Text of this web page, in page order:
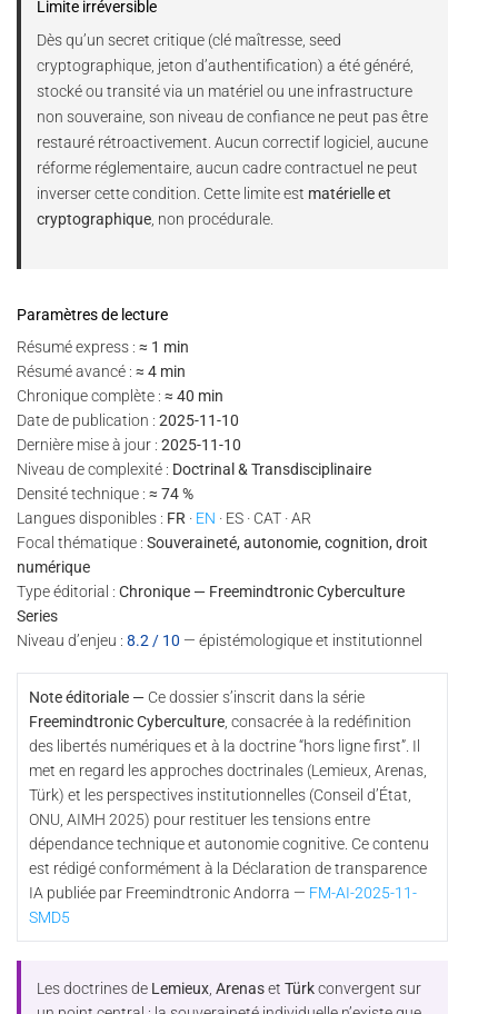
Limite irréversible
Dès qu’un secret critique (clé maîtresse, seed
cryptographique, jeton d’authentification) a été généré,
stocké ou transité via un matériel ou une infrastructure
non souveraine, son niveau de confiance ne peut pas être
restauré rétroactivement. Aucun correctif logiciel, aucune
réforme réglementaire, aucun cadre contractuel ne peut
inverser cette condition. Cette limite est matérielle et
cryptographique, non procédurale.
Paramètres de lecture
Résumé express : ≈ 1 min
Résumé avancé : ≈ 4 min
Chronique complète : ≈ 40 min
Date de publication : 2025-11-10
Dernière mise à jour : 2025-11-10
Niveau de complexité : Doctrinal & Transdisciplinaire
Densité technique : ≈ 74 %
Langues disponibles : FR · EN · ES · CAT · AR
Focal thématique : Souveraineté, autonomie, cognition, droit
numérique
Type éditorial : Chronique — Freemindtronic Cyberculture
Series
Niveau d’enjeu : 8.2 / 10 — épistémologique et institutionnel
Note éditoriale —Ce dossier s’inscrit dans la série
Freemindtronic Cyberculture, consacrée à la redéfinition
des libertés numériques et à la doctrine “hors ligne first”. Il
met en regard les approches doctrinales (Lemieux, Arenas,
Türk) et les perspectives institutionnelles (Conseil d’État,
ONU, AIMH 2025) pour restituer les tensions entre
dépendance technique et autonomie cognitive. Ce contenu
est rédigé conformément à la Déclaration de transparence
IA publiée par Freemindtronic Andorra — FM-AI-2025-11-
SMD5
Les doctrines de Lemieux ,ArenasetTürkconvergent sur